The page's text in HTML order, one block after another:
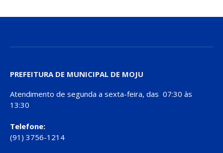
PREFEITURA DE MUNICIPAL DE MOJU
Atendimento de segunda a sexta-feira, das 07:30 às
13:30
Telefone:
(91) 3756-1214